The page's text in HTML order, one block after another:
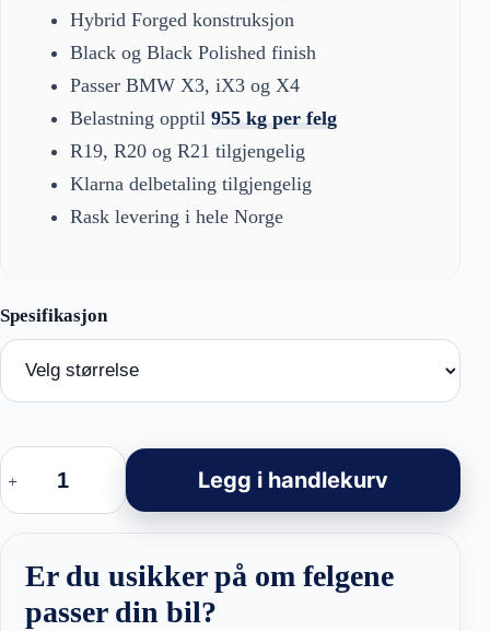
Hybrid Forged konstruksjon
Black og Black Polished finish
Passer BMW X3, iX3 og X4
Belastning opptil 955 kg per felg
R19, R20 og R21 tilgjengelig
Klarna delbetaling tilgjengelig
Rask levering i hele Norge
YF5718
Style
Hybrid
Black
Polished
Legg i handlekurv
Er du usikker på om felgene
passer din bil?